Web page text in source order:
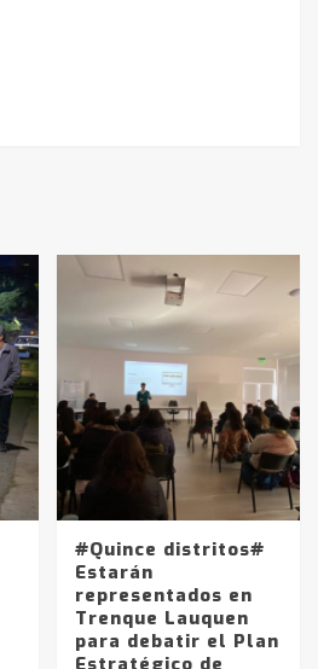
#Quince distritos#
Estarán
representados en
Trenque Lauquen
para debatir el Plan
Estratégico de